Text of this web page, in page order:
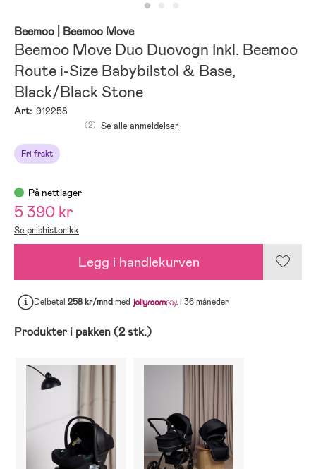
Beemoo | Beemoo Move
Beemoo Move Duo Duovogn Inkl. Beemoo
Route i-Size Babybilstol & Base,
Black/Black Stone
Art: 912258
Fri frakt
(2) Se alle anmeldelser
På nettlager
5 390 kr
Se prishistorikk
Legg i handlekurven
Delbetal 258 kr/mndmed i 36 måneder
Produkter i pakken (2 stk.)